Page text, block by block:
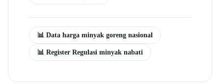
📊 Data harga minyak goreng nasional
📊 Register Regulasi minyak nabati